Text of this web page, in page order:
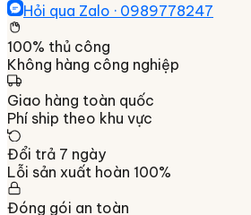
Hỏi qua Zalo · 0989778247
100% thủ công
Không hàng công nghiệp
Giao hàng toàn quốc
Phí ship theo khu vực
Đổi trả 7 ngày
Lỗi sản xuất hoàn 100%
Đóng gói an toàn